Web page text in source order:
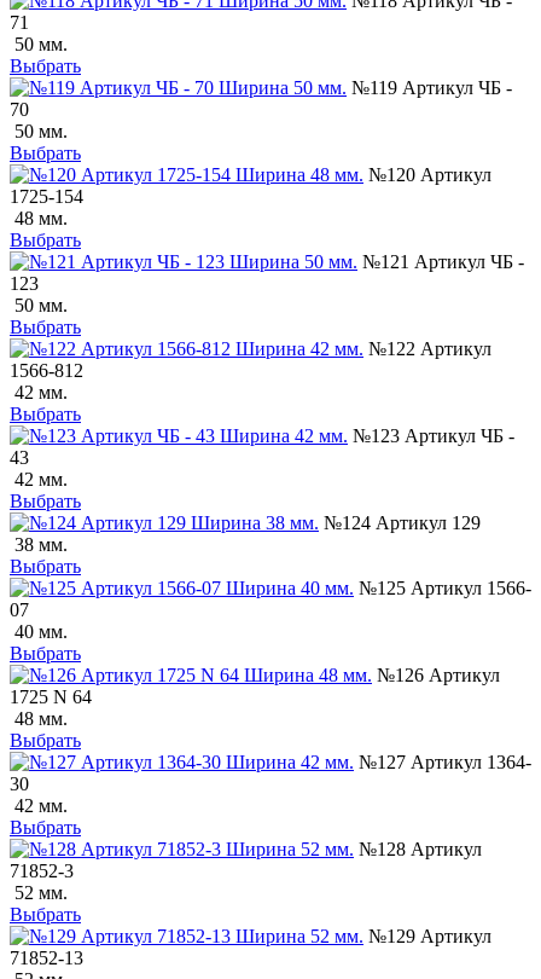
71
50 мм.
Выбрать
№119 Артикул ЧБ -
70
50 мм.
Выбрать
№120 Артикул
1725-154
48 мм.
Выбрать
№121 Артикул ЧБ -
123
50 мм.
Выбрать
№122 Артикул
1566-812
42 мм.
Выбрать
№123 Артикул ЧБ -
43
42 мм.
Выбрать
№124 Артикул 129
38 мм.
Выбрать
№125 Артикул 1566-
07
40 мм.
Выбрать
№126 Артикул
1725 N 64
48 мм.
Выбрать
№127 Артикул 1364-
30
42 мм.
Выбрать
№128 Артикул
71852-3
52 мм.
Выбрать
№129 Артикул
71852-13